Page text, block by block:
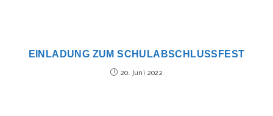
EINLADUNG ZUM SCHULABSCHLUSSFEST
20. Juni 2022